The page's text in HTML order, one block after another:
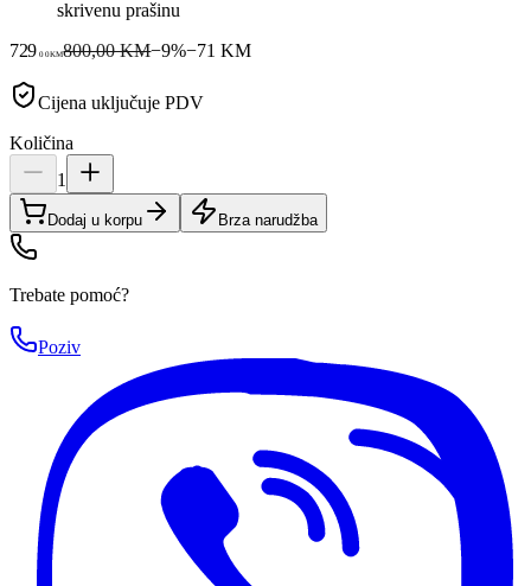
skrivenu prašinu
729 00KM800,00 KM−9%−71 KM
Cijena uključuje PDV
Količina
1
Dodaj u korpu Brza narudžba
Trebate pomoć?
Poziv